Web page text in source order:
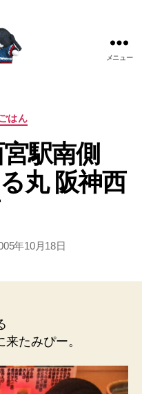
メニュー
はん
駅南側
丸 阪神西
年10月18日
みぴー。